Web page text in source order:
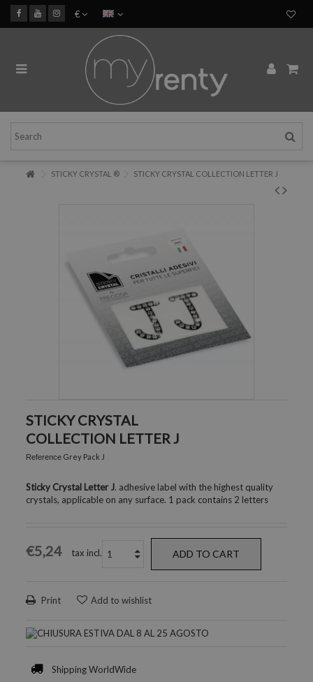
€
STICKY CRYSTAL ® STICKY CRYSTAL COLLECTION LETTER J
STICKY CRYSTAL
COLLECTION LETTER J
Reference Grey Pack J
Sticky Crystal Letter J. adhesive label with the highest quality
crystals, applicable on any surface. 1 pack contains 2 letters
€5,24 tax incl. ADD TO CART
Print Add to wishlist
Shipping WorldWide